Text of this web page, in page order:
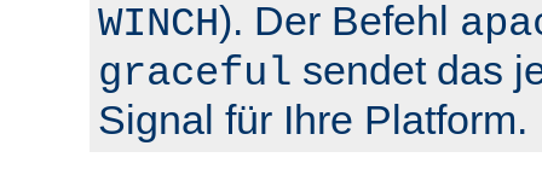
WINCH). Der Befehl
graceful sendet das
Signal für Ihre Platform.